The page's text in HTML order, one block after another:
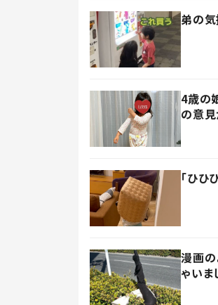
弟の
4歳の
の意見
「ひ
漫画の
ゃいま